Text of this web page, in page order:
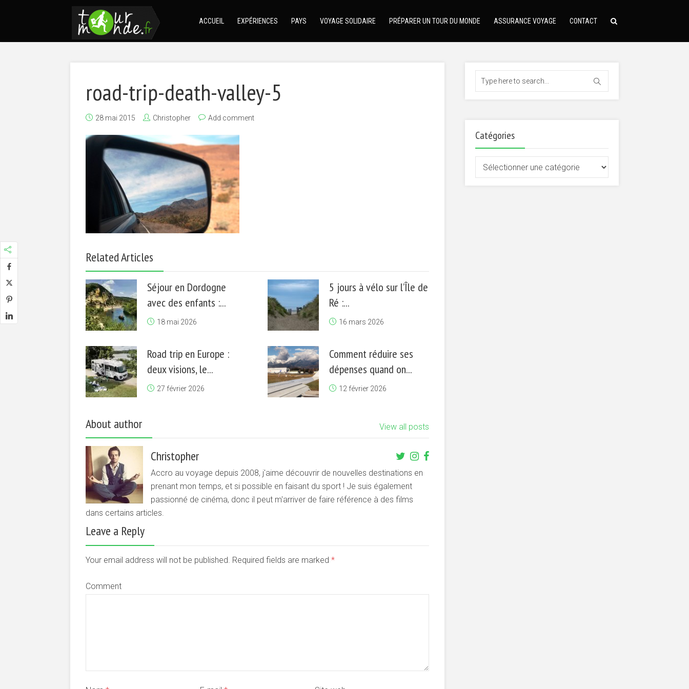
ACCUEIL EXPÉRIENCES PAYS VOYAGE SOLIDAIRE PRÉPARER UN TOUR DU MONDE ASSURANCE VOYAGE CONTACT
road-trip-death-valley-5
28 mai 2015 Christopher Add comment
Related Articles
Séjour en Dordogne
avec des enfants :...
18 mai 2026
5 jours à vélo sur l’Île de
Ré :...
16 mars 2026
Road trip en Europe :
deux visions, le...
27 février 2026
Comment réduire ses
dépenses quand on...
12 février 2026
About author View all posts
Christopher
Accro au voyage depuis 2008, j'aime découvrir de nouvelles destinations en
prenant mon temps, et si possible en faisant du sport ! Je suis également
passionné de cinéma, donc il peut m'arriver de faire référence à des films
dans certains articles.
Leave a Reply
Your email address will not be published. Required fields are marked *
Comment
Catégories